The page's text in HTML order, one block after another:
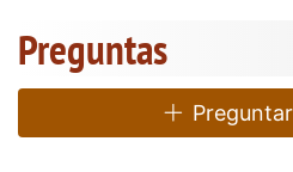
Preguntas